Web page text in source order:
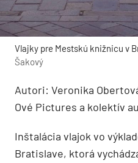
Vlajky pre Mestskú knižnicu v
Šakový
Autori: Veronika
Ové Pictures a kolektív
Inštalácia vlajok vo
Bratislave, ktorá